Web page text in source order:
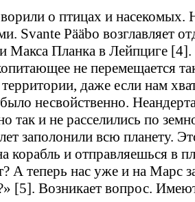
о птицах и насекомых.
Svante Pääbo возглавляет
Макса Планка в Лейпциге
не перемещается
даже если нам
несвойственно.
так и не расселились по
заполонили всю планету.
корабль и отправляешься в
А теперь нас уже и на Марс
[5]. Возникает вопрос.